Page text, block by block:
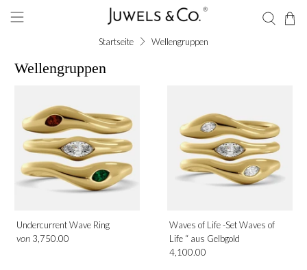
Startseite Wellengruppen
Wellengruppen
Birne
Edelstein
Undercurrent Wave Ring
von 3,750.00
Waves of Life -Set Waves of
Life “ aus Gelbgold
4,100.00